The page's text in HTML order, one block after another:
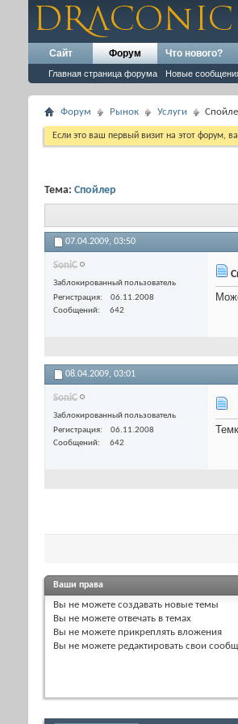
Сайт Форум
Главная страница форума Новые
Что нового?
Форум Рынок Услуги
Если это ваш первый визит на этот форум,
Тема: Спойлер
07.04.2009, 03:50
SoniC
Заблокированный пользователь
Регистрация
06.11.2008
Сообщений
642
08.04.2009, 03:01
SoniC
Заблокированный пользователь
Регистрация
06.11.2008
Сообщений
642
Ваши права
Вы не можете создавать новые темы
Вы не можете отвечать в темах
Вы не можете прикреплять вложения
Вы не можете редактировать свои